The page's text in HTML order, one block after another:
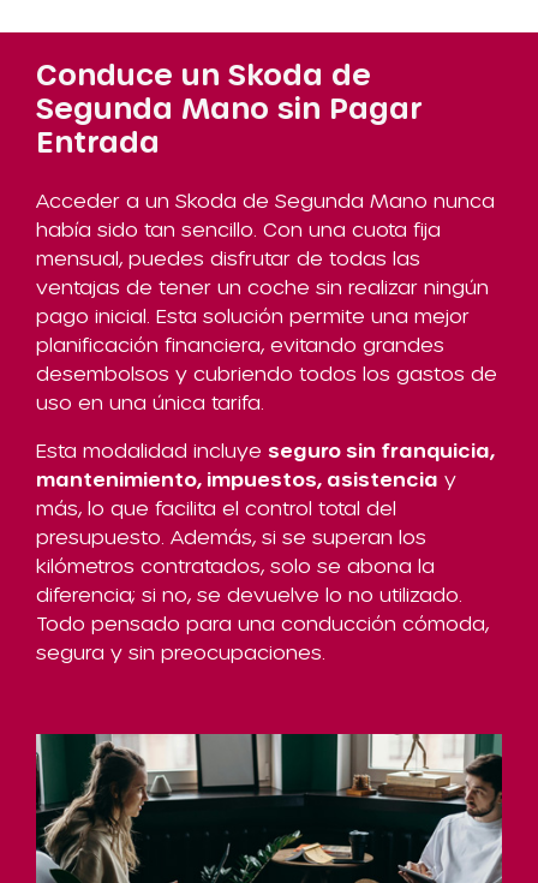
Conduce un Skoda de
Segunda Mano sin Pagar
Entrada
Acceder a un Skoda de Segunda Mano nunca
había sido tan sencillo. Con una cuota fija
mensual, puedes disfrutar de todas las
ventajas de tener un coche sin realizar ningún
pago inicial. Esta solución permite una mejor
planificación financiera, evitando grandes
desembolsos y cubriendo todos los gastos de
uso en una única tarifa.
Esta modalidad incluye seguro sin franquicia,
mantenimiento, impuestos, asistencia y
más, lo que facilita el control total del
presupuesto. Además, si se superan los
kilómetros contratados, solo se abona la
diferencia; si no, se devuelve lo no utilizado.
Todo pensado para una conducción cómoda,
segura y sin preocupaciones.